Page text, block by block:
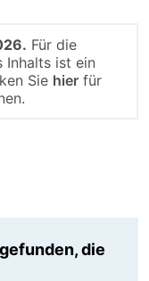
Für die
Inhalts ist ein
Sie hierfür
die